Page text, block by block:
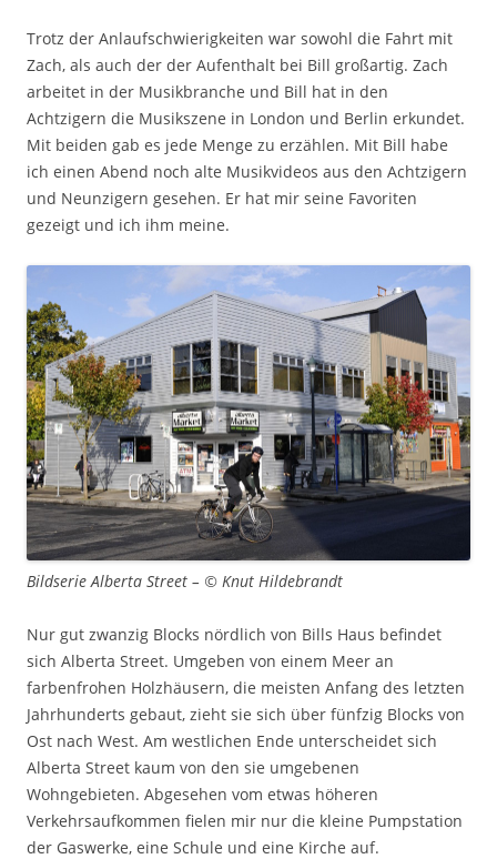
Trotz der Anlaufschwierigkeiten war sowohl die Fahrt mit
Zach, als auch der der Aufenthalt bei Bill großartig. Zach
arbeitet in der Musikbranche und Bill hat in den
Achtzigern die Musikszene in London und Berlin erkundet.
Mit beiden gab es jede Menge zu erzählen. Mit Bill habe
ich einen Abend noch alte Musikvideos aus den Achtzigern
und Neunzigern gesehen. Er hat mir seine Favoriten
gezeigt und ich ihm meine.
Bildserie Alberta Street – © Knut Hildebrandt
Nur gut zwanzig Blocks nördlich von Bills Haus befindet
sich Alberta Street. Umgeben von einem Meer an
farbenfrohen Holzhäusern, die meisten Anfang des letzten
Jahrhunderts gebaut, zieht sie sich über fünfzig Blocks von
Ost nach West. Am westlichen Ende unterscheidet sich
Alberta Street kaum von den sie umgebenen
Wohngebieten. Abgesehen vom etwas höheren
Verkehrsaufkommen fielen mir nur die kleine Pumpstation
der Gaswerke, eine Schule und eine Kirche auf.